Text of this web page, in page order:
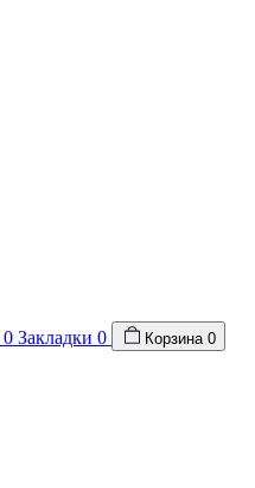
0 Закладки 0 Корзина 0